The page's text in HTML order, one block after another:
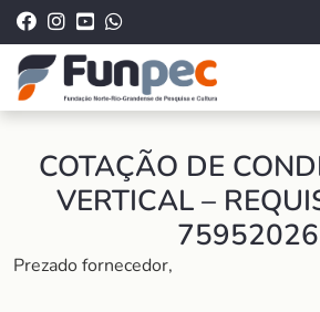
COTAÇÃO DE
VERTICAL –
75952026
Prezado fornecedor,